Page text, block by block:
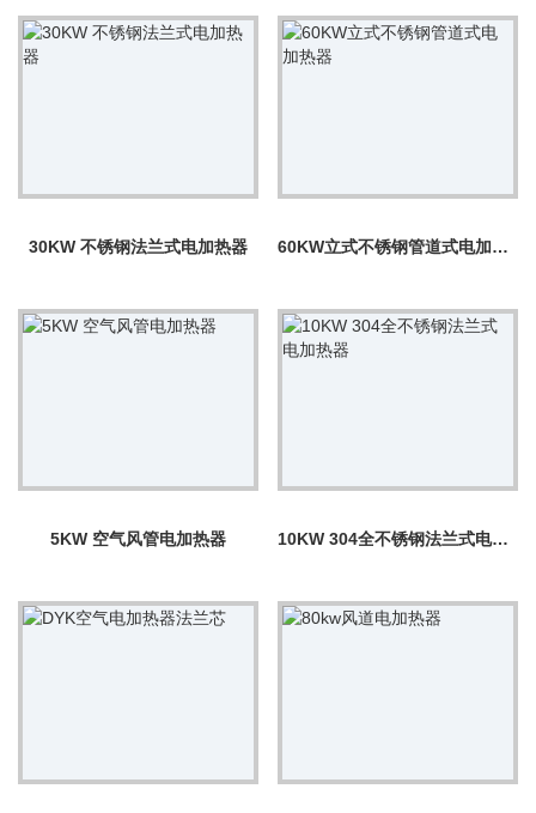
30KW 不锈钢法兰式电加热器 60KW立式不锈钢管道式电加热器
5KW 空气风管电加热器 10KW 304全不锈钢法兰式电加热器